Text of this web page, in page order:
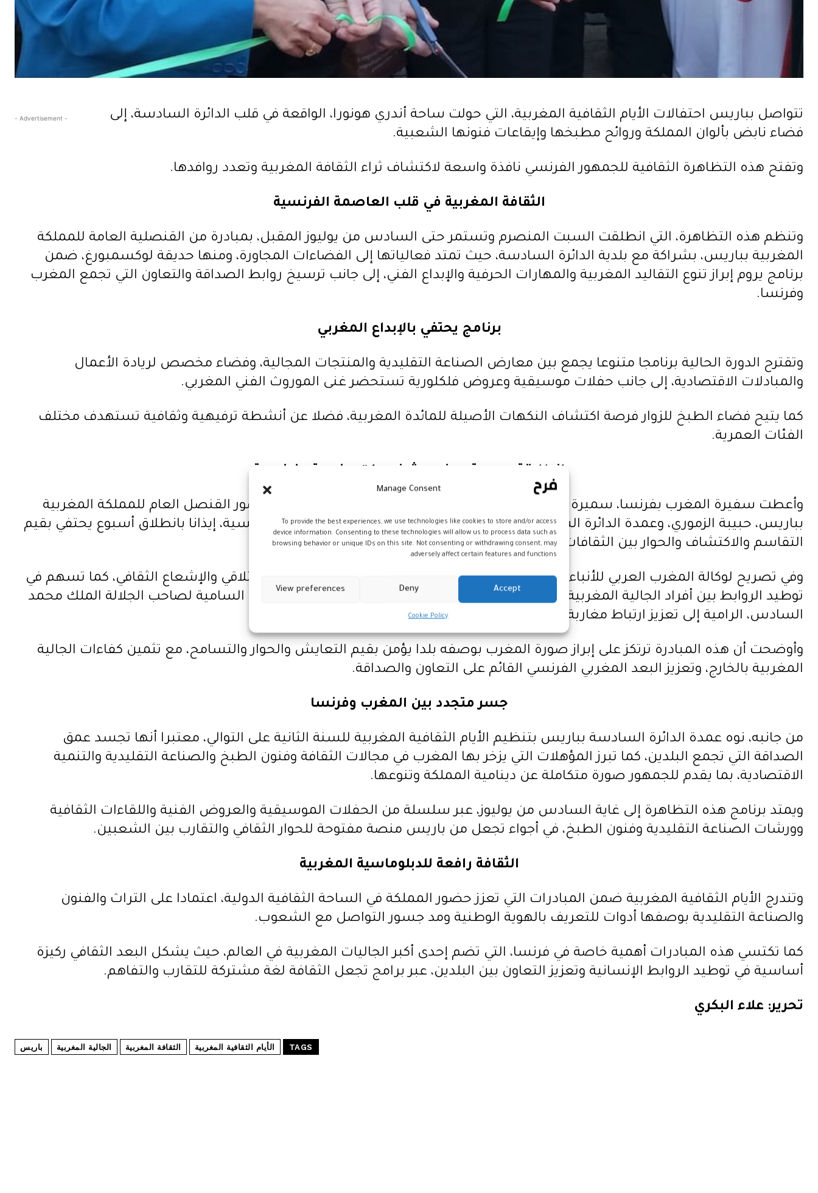
Manage Consent
To provide the best experiences, we use technologies like cookies to store and/or access
device information. Consenting to these technologies will allow us to process data such as
browsing behavior or unique IDs on this site. Not consenting or withdrawing consent, may
adversely affect certain features and functions.
Accept
Deny
View preferences
Cookie Policy
- Advertisement -
تتواصل بباريس احتفالات الأيام الثقافية المغربية، التي حولت ساحة أندري هونورا، الواقعة في قلب الدائرة السادسة، إلى
فضاء نابض بألوان المملكة وروائح مطبخها وإيقاعات فنونها الشعبية.
وتفتح هذه التظاهرة الثقافية للجمهور الفرنسي نافذة واسعة لاكتشاف ثراء الثقافة المغربية وتعدد روافدها.
الثقافة المغربية في قلب العاصمة الفرنسية
وتنظم هذه التظاهرة، التي انطلقت السبت المنصرم وتستمر حتى السادس من يوليوز المقبل، بمبادرة من القنصلية العامة للمملكة
المغربية بباريس، بشراكة مع بلدية الدائرة السادسة، حيث تمتد فعالياتها إلى الفضاءات المجاورة، ومنها حديقة لوكسمبورغ، ضمن
برنامج يروم إبراز تنوع التقاليد المغربية والمهارات الحرفية والإبداع الفني، إلى جانب ترسيخ روابط الصداقة والتعاون التي تجمع المغرب
وفرنسا.
برنامج يحتفي بالإبداع المغربي
وتقترح الدورة الحالية برنامجا متنوعا يجمع بين معارض الصناعة التقليدية والمنتجات المجالية، وفضاء مخصص لريادة الأعمال
والمبادلات الاقتصادية، إلى جانب حفلات موسيقية وعروض فلكلورية تستحضر غنى الموروث الفني المغربي.
كما يتيح فضاء الطبخ للزوار فرصة اكتشاف النكهات الأصيلة للمائدة المغربية، فضلا عن أنشطة ترفيهية وثقافية تستهدف مختلف
الفئات العمرية.
وأعطت سفيرة المغرب بفرنسا، سميرة سيطايل، الانطلاقة الرسمية لهذه الأيام الثقافية، بحضور القنصل العام للمملكة المغربية
بباريس، حبيبة الزموري، وعمدة الدائرة السادسة جان بيير لوكو، إلى جانب شخصيات مغربية وفرنسية، إيذانا بانطلاق أسبوع يحتفي بقيم
التقاسم والاكتشاف والحوار بين الثقافات.
وفي تصريح لوكالة المغرب العربي للأنباء، أكدت حبيبة الزموري أن هذه التظاهرة تشكل فضاء للتلاقي والإشعاع الثقافي، كما تسهم في
توطيد الروابط بين أفراد الجالية المغربية المقيمة بفرنسا ووطنهم الأم، انسجاما مع التوجيهات السامية لصاحب الجلالة الملك محمد
السادس، الرامية إلى تعزيز ارتباط مغاربة العالم بهويتهم الوطنية وتراثهم الثقافي.
وأوضحت أن هذه المبادرة ترتكز على إبراز صورة المغرب بوصفه بلدا يؤمن بقيم التعايش والحوار والتسامح، مع تثمين كفاءات الجالية
المغربية بالخارج، وتعزيز البعد المغربي الفرنسي القائم على التعاون والصداقة.
جسر متجدد بين المغرب وفرنسا
من جانبه، نوه عمدة الدائرة السادسة بباريس بتنظيم الأيام الثقافية المغربية للسنة الثانية على التوالي، معتبرا أنها تجسد عمق
الصداقة التي تجمع البلدين، كما تبرز المؤهلات التي يزخر بها المغرب في مجالات الثقافة وفنون الطبخ والصناعة التقليدية والتنمية
الاقتصادية، بما يقدم للجمهور صورة متكاملة عن دينامية المملكة وتنوعها.
ويمتد برنامج هذه التظاهرة إلى غاية السادس من يوليوز، عبر سلسلة من الحفلات الموسيقية والعروض الفنية واللقاءات الثقافية
وورشات الصناعة التقليدية وفنون الطبخ، في أجواء تجعل من باريس منصة مفتوحة للحوار الثقافي والتقارب بين الشعبين.
الثقافة رافعة للدبلوماسية المغربية
وتندرج الأيام الثقافية المغربية ضمن المبادرات التي تعزز حضور المملكة في الساحة الثقافية الدولية، اعتمادا على التراث والفنون
والصناعة التقليدية بوصفها أدوات للتعريف بالهوية الوطنية ومد جسور التواصل مع الشعوب.
كما تكتسي هذه المبادرات أهمية خاصة في فرنسا، التي تضم إحدى أكبر الجاليات المغربية في العالم، حيث يشكل البعد الثقافي ركيزة
أساسية في توطيد الروابط الإنسانية وتعزيز التعاون بين البلدين، عبر برامج تجعل الثقافة لغة مشتركة للتقارب والتفاهم.
تحرير: علاء البكري
TAGS الأيام الثقافية المغربية الثقافة المغربية الجالية المغربية باريس